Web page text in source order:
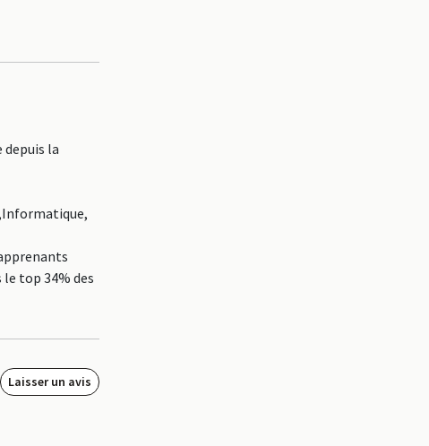
depuis la
top 34% des
Laisser un avis